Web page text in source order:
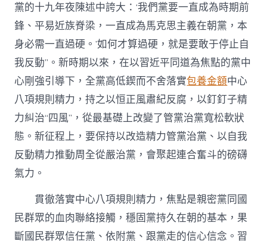
黨的十九年夜陳述中誇大：‘我們黨要一直成為時期前
鋒、平易近族脊梁，一直成為馬克思主義在朝黨，本
身必需一直過硬。’如何才算過硬，就是要敢于停止自
我反動”。新時期以來，在以習近平同道為焦點的黨中
心剛強引導下，全黨高低鍥而不舍落實包養金額中心
八項規則精力，持之以恒正風肅紀反腐，以釘釘子精
力糾治“四風”，從最基礎上改變了管黨治黨寬松軟狀
態。新征程上，要保持以改造精力管黨治黨、以自我
反動精力推動周全從嚴治黨，會聚起連合奮斗的磅礴
氣力。
貫徹落實中心八項規則精力，焦點是親密黨同國
民群眾的血肉聯絡接觸，穩固黨持久在朝的基本，果
斷國民群眾信任黨、依附黨、跟黨走的信心信念。習